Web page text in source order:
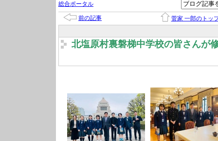
総合ポータル
前の記事 菅家 一郎のトッ
北塩原村裏磐梯中学校の皆さんが